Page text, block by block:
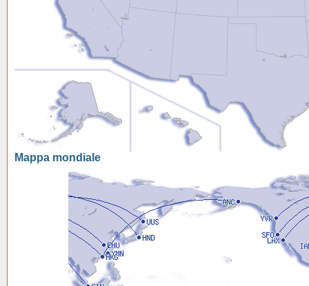
Mappa mondiale